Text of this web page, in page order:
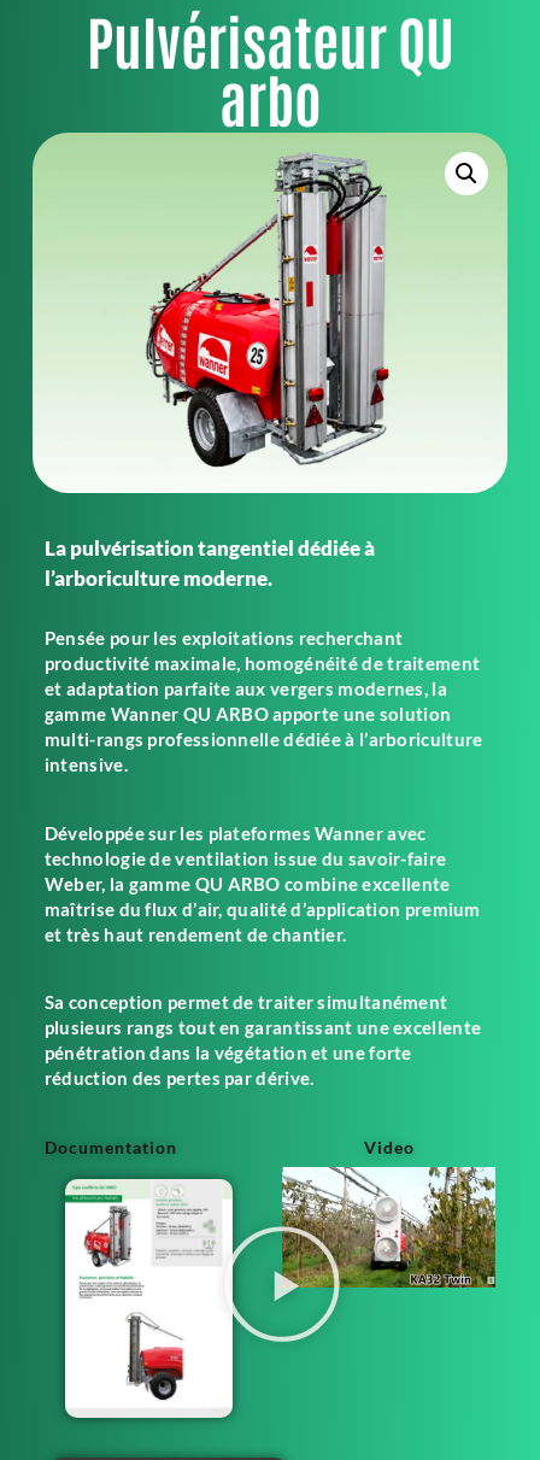
Pulvérisateur QU
arbo
La pulvérisation tangentiel dédiée à
l’arboriculture moderne.
Pensée pour les exploitations recherchant
productivité maximale, homogénéité de traitement
et adaptation parfaite aux vergers modernes, la
gamme Wanner QU ARBO apporte une solution
multi-rangs professionnelle dédiée à l’arboriculture
intensive.
Développée sur les plateformes Wanner avec
technologie de ventilation issue du savoir-faire
Weber, la gamme QU ARBO combine excellente
maîtrise du flux d’air, qualité d’application premium
et très haut rendement de chantier.
Sa conception permet de traiter simultanément
plusieurs rangs tout en garantissant une excellente
pénétration dans la végétation et une forte
réduction des pertes par dérive.
Documentation Video